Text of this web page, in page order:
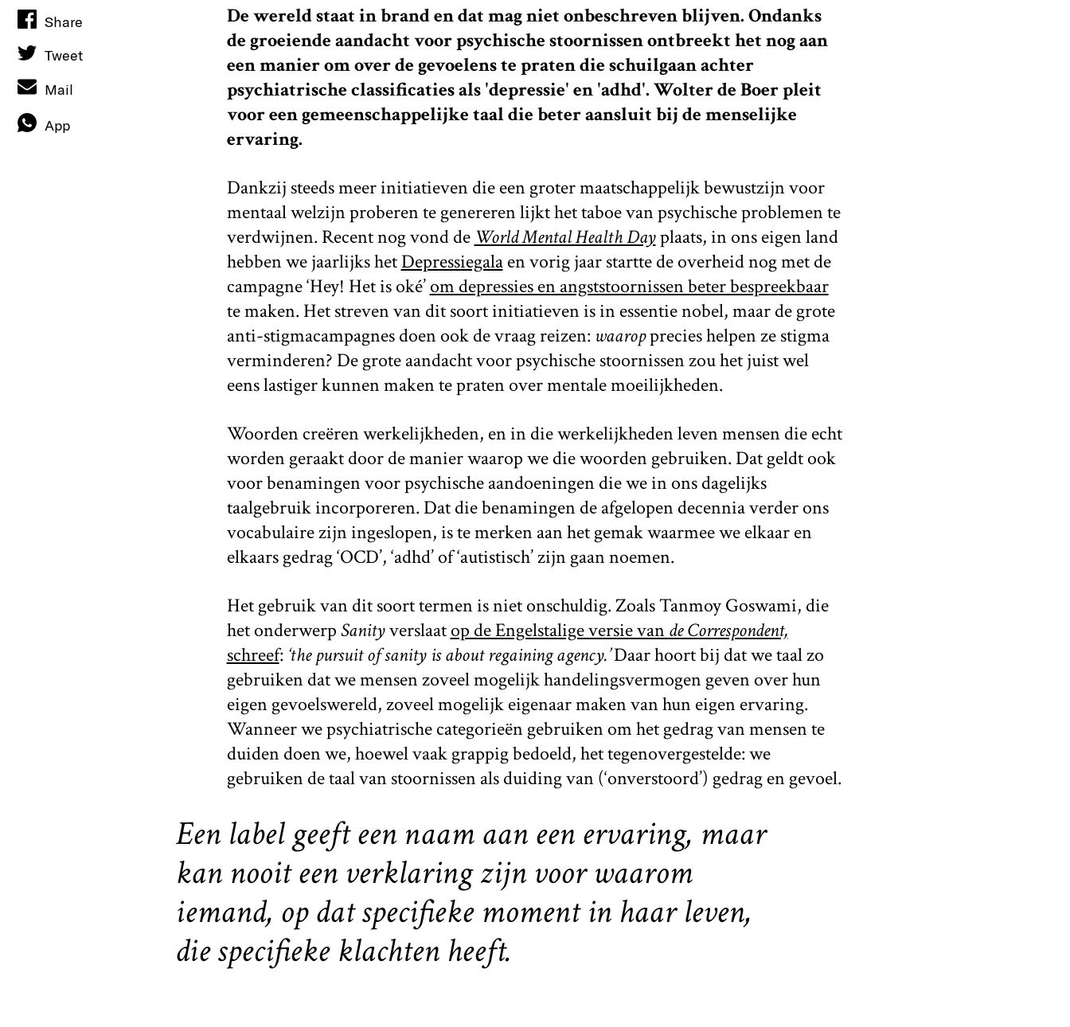
De wereld staat in brand en dat mag niet onbeschreven blijven. Ondanks
de groeiende aandacht voor psychische stoornissen ontbreekt het nog aan
een manier om over de gevoelens te praten die schuilgaan achter
psychiatrische classificaties als 'depressie' en 'adhd'. Wolter de Boer pleit
voor een gemeenschappelijke taal die beter aansluit bij de menselijke
ervaring.
Dankzij steeds meer initiatieven die een groter maatschappelijk bewustzijn voor
mentaal welzijn proberen te genereren lijkt het taboe van psychische problemen te
verdwijnen. Recent nog vond de World Mental Health Dayplaats, in ons eigen land
hebben we jaarlijks hetDepressiegalaen vorig jaar startte de overheid nog met de
campagne ‘Hey! Het is oké’om depressies en angststoornissen beter bespreekbaar
te maken. Het streven van dit soort initiatieven is in essentie nobel, maar de grote
anti-stigmacampagnes doen ook de vraag reizen: waaropprecies helpen ze stigma
verminderen? De grote aandacht voor psychische stoornissen zou het juist wel
eens lastiger kunnen maken te praten over mentale moeilijkheden.
Woorden creëren werkelijkheden, en in die werkelijkheden leven mensen die echt
worden geraakt door de manier waarop we die woorden gebruiken. Dat geldt ook
voor benamingen voor psychische aandoeningen die we in ons dagelijks
taalgebruik incorporeren. Dat die benamingen de afgelopen decennia verder ons
vocabulaire zijn ingeslopen, is te merken aan het gemak waarmee we elkaar en
elkaars gedrag ‘OCD’, ‘adhd’ of ‘autistisch’ zijn gaan noemen.
Het gebruik van dit soort termen is niet onschuldig. Zoals Tanmoy Goswami, die
het onderwerp Sanityverslaatop de Engelstalige versie vande Correspondent,
schreef: ‘the pursuit of sanity is about regaining agency.’Daar hoort bij dat we taal zo
gebruiken dat we mensen zoveel mogelijk handelingsvermogen geven over hun
eigen gevoelswereld, zoveel mogelijk eigenaar maken van hun eigen ervaring.
Wanneer we psychiatrische categorieën gebruiken om het gedrag van mensen te
duiden doen we, hoewel vaak grappig bedoeld, het tegenovergestelde: we
gebruiken de taal van stoornissen als duiding van (‘onverstoord’) gedrag en gevoel.
Een label geeft een naam aan een ervaring, maar
kan nooit een verklaring zijn voor waarom
iemand, op dat specifieke moment in haar leven,
die specifieke klachten heeft.
Share
Tweet
Mail
App